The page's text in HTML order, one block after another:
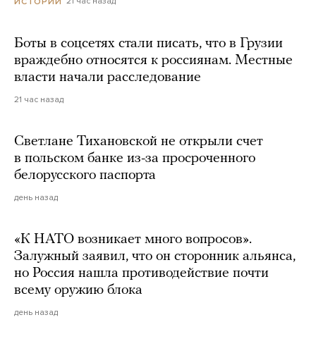
Боты в соцсетях стали писать, что в Грузии
враждебно относятся к россиянам. Местные
власти начали расследование
21 час назад
Светлане Тихановской не открыли счет
в польском банке из-за просроченного
белорусского паспорта
день назад
«К НАТО возникает много вопросов».
Залужный заявил, что он сторонник альянса,
но Россия нашла противодействие почти
всему оружию блока
день назад